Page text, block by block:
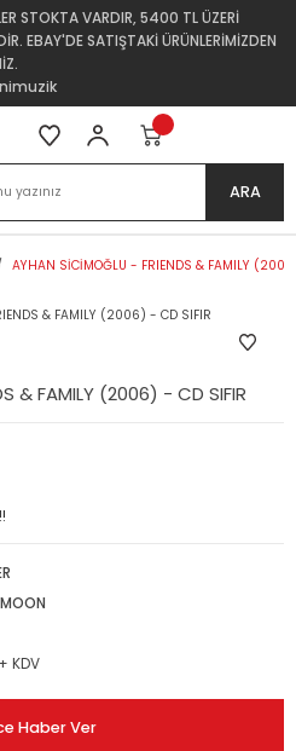
STOKTA VARDIR, 5400 TL ÜZERİ
EBAY'DE SATIŞTAKİ ÜRÜNLERİMİZDEN
ARA
AYHAN SİCİMOĞLU - FRIENDS & FAMILY
& FAMILY (2006) - CD SIFIR
KDV
Haber Ver